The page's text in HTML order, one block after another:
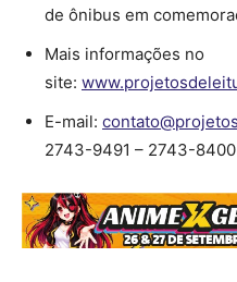
de ônibus em
Mais informações no
site:
E-mail:
2743-9491 – 2743-8400